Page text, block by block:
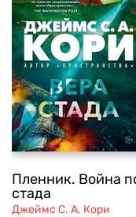
Пленник. Война
стада
Джеймс С. А. Кори